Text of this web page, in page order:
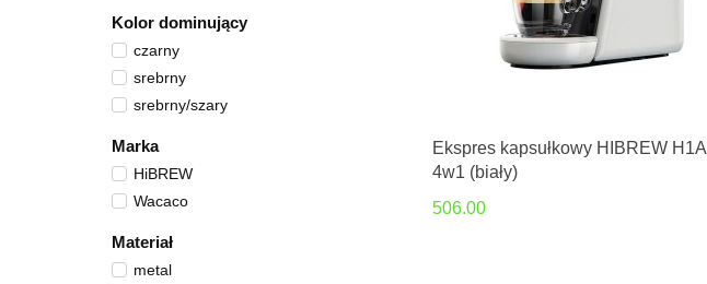
Kolor dominujący
czarny
srebrny
srebrny/szary
Marka
HiBREW
Wacaco
Materiał
metal
Ekspres kapsułkowy HIBREW H1A
4w1 (biały)
506.00